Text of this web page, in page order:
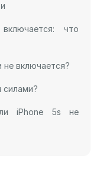
что
не включается?
силами?
iPhone 5s не